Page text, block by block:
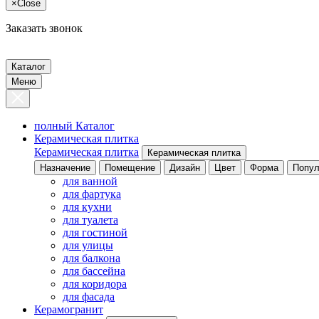
×Close
Заказать звонок
Каталог
Меню
полный Каталог
Керамическая плитка
Керамическая плитка
Керамическая плитка
Назначение
Помещение Дизайн Цвет Форма
для ванной
для фартука
для кухни
для туалета
для гостиной
для улицы
для балкона
для бассейна
для коридора
для фасада
Керамогранит